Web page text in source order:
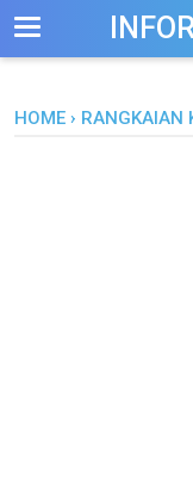
-->
HOME › RANGKAIAN